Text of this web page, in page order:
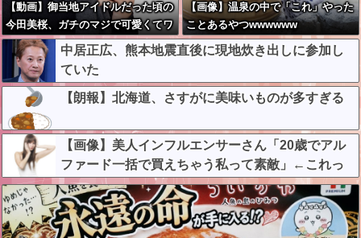
【動画】御当地アイドルだった頃の
今田美桜、ガチのマジで可愛くてワ
イらをびびらせまくってしまうw w
w w w w w w
【画像】温泉の中で「これ」やった
ことあるやつwwwwww
中居正広、熊本地震直後に現地炊き出しに参加し
ていた
【朗報】北海道、さすがに美味いものが多すぎる
【画像】美人インフルエンサーさん「20歳でアル
ファード一括で買えちゃう私って素敵」←これっ
てガチなん？それともネタなん？w w w w w w w w
w